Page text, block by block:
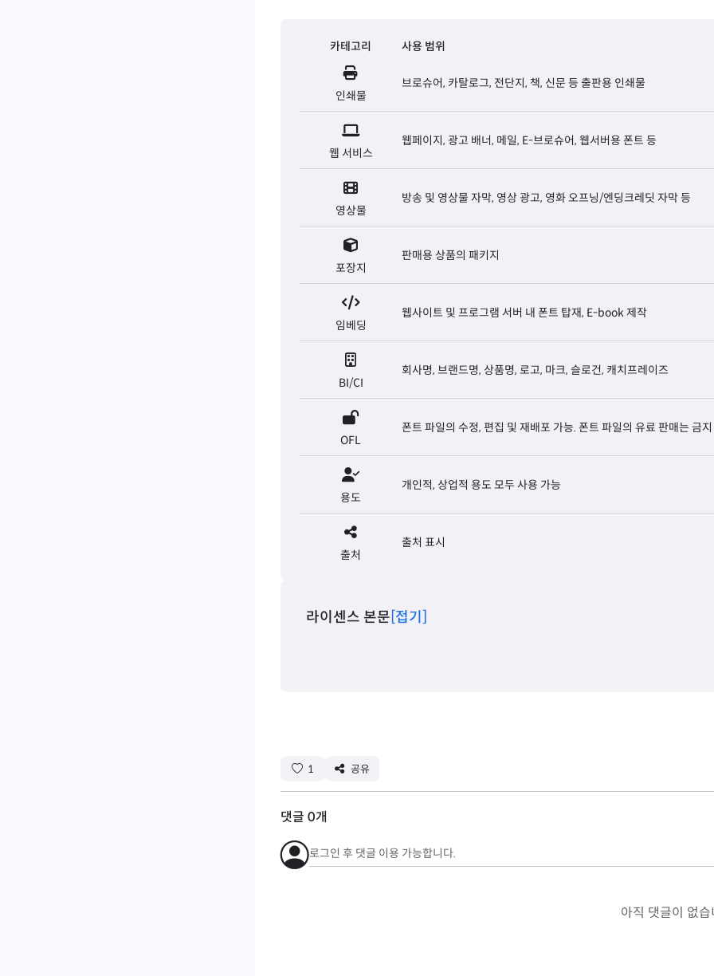
카테고리 사용 범위
인쇄물
브로슈어, 카탈로그, 전단지, 책, 신문 등 출판용 인쇄물
웹 서비스
웹페이지, 광고 배너, 메일, E-브로슈어, 웹서버용 폰트 등
영상물
방송 및 영상물 자막, 영상 광고, 영화 오프닝/엔딩크레딧 자막 등
포장지
판매용 상품의 패키지
임베딩
웹사이트 및 프로그램 서버 내 폰트 탑재, E-book 제작
BI/CI
회사명, 브랜드명, 상품명, 로고, 마크, 슬로건, 캐치프레이즈
OFL
폰트 파일의 수정, 편집 및 재배포 가능. 폰트 파일의 유료 판매는 금지
용도
개인적, 상업적 용도 모두 사용 가능
출처
출처 표시
라이센스 본문 [접기]
1 공유
댓글 0개
로그인 후 댓글 이용 가능합니다.
아직 댓글이 없습